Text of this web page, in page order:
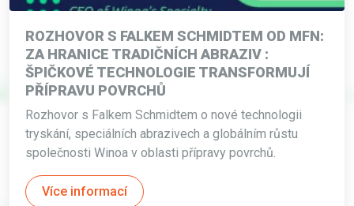
ROZHOVOR S FALKEM SCHMIDTEM OD MFN:
ZA HRANICE TRADIČNÍCH ABRAZIV :
ŠPIČKOVÉ TECHNOLOGIE TRANSFORMUJÍ
PŘÍPRAVU POVRCHŮ
Rozhovor s Falkem Schmidtem o nové technologii
tryskání, speciálních abrazivech a globálním růstu
společnosti Winoa v oblasti přípravy povrchů.
Více informací